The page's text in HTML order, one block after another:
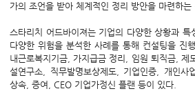
가의 조언을 받아 체계적인 정리 방안을 마련하는
스타리치 어드바이져는 기업의 다양한 상황과
다양한 위험을 분석한 사례를 통해 컨설팅을 진
내근로복지기금, 가지급금 정리, 임원 퇴직금, 제
설연구소, 직무발명보상제도, 기업인증, 개인사
상속, 증여, CEO 기업가정신 플랜 등이 있다.